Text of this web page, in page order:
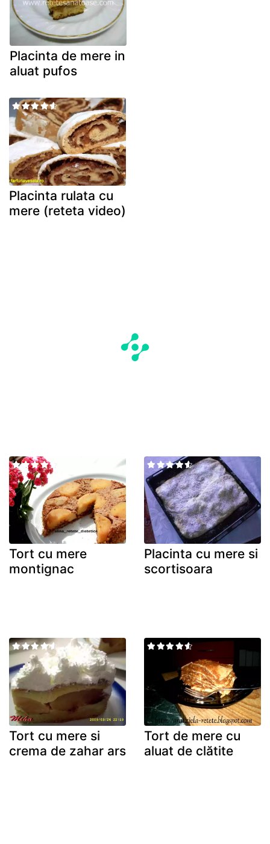
Placinta de mere in
aluat pufos
Placinta rulata cu
mere (reteta video)
Tort cu mere
montignac
Placinta cu mere si
scortisoara
Tort cu mere si
crema de zahar ars
Tort de mere cu
aluat de clătite